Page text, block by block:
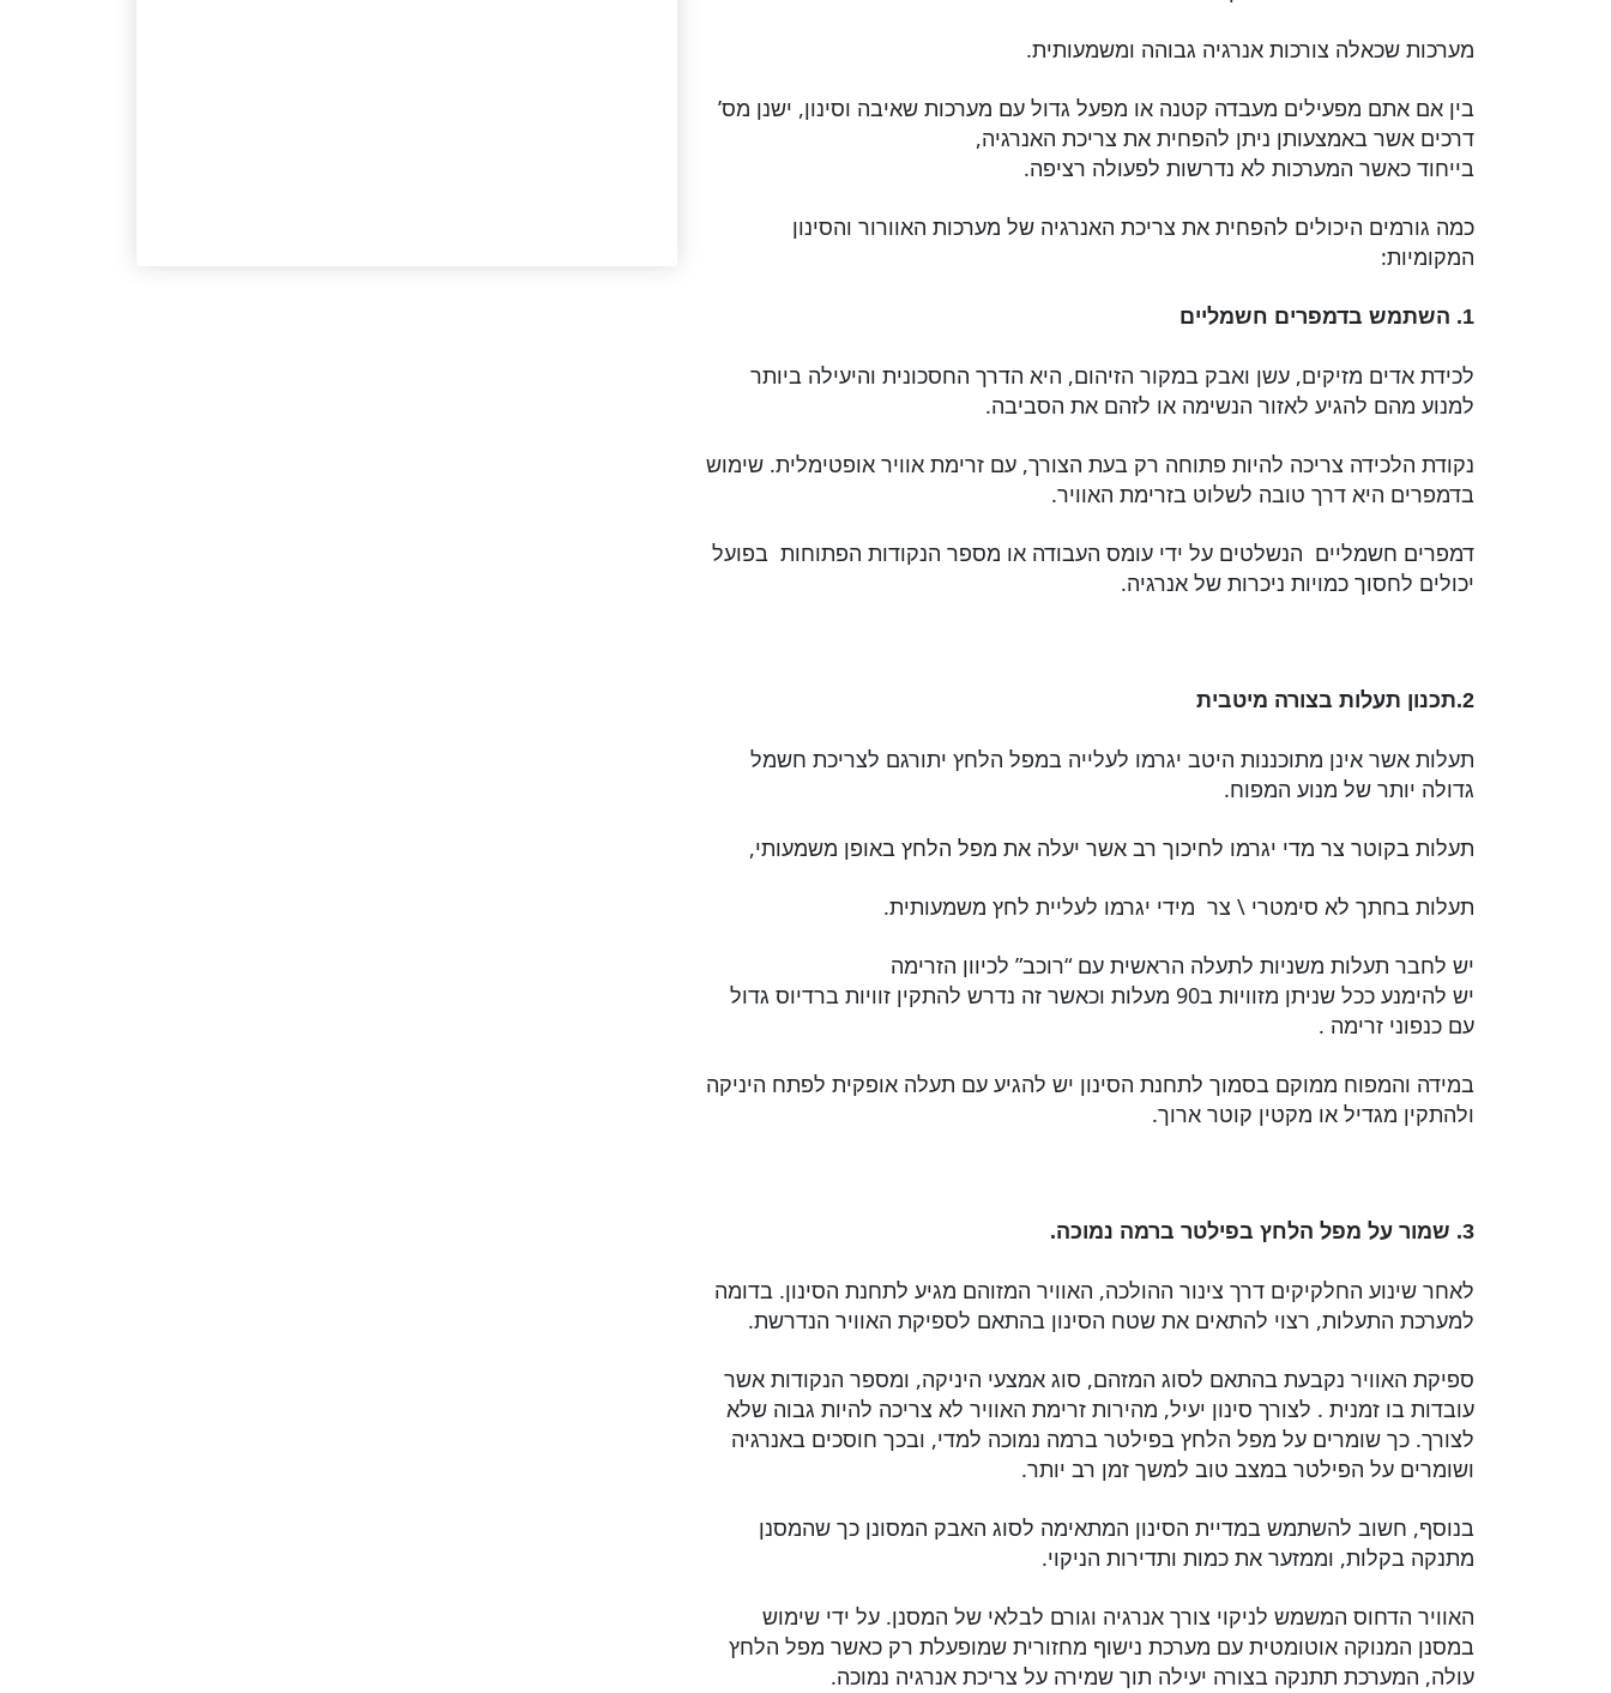
מערכות שכאלה צורכות אנרגיה גבוהה ומשמעותית.
בין אם אתם מפעילים מעבדה קטנה או מפעל גדול עם מערכות שאיבה וסינון, ישנן מס’
דרכים אשר באמצעותן ניתן להפחית את צריכת האנרגיה,
בייחוד כאשר המערכות לא נדרשות לפעולה רציפה.
כמה גורמים היכולים להפחית את צריכת האנרגיה של מערכות האוורור והסינון
המקומיות:
1. השתמש בדמפרים חשמליים
לכידת אדים מזיקים, עשן ואבק במקור הזיהום, היא הדרך החסכונית והיעילה ביותר
למנוע מהם להגיע לאזור הנשימה או לזהם את הסביבה.
נקודת הלכידה צריכה להיות פתוחה רק בעת הצורך, עם זרימת אוויר אופטימלית. שימוש
בדמפרים היא דרך טובה לשלוט בזרימת האוויר.
דמפרים חשמליים הנשלטים על ידי עומס העבודה או מספר הנקודות הפתוחות בפועל
יכולים לחסוך כמויות ניכרות של אנרגיה.
2.תכנון תעלות בצורה מיטבית
תעלות אשר אינן מתוכננות היטב יגרמו לעלייה במפל הלחץ יתורגם לצריכת חשמל
גדולה יותר של מנוע המפוח.
תעלות בקוטר צר מדי יגרמו לחיכוך רב אשר יעלה את מפל הלחץ באופן משמעותי,
תעלות בחתך לא סימטרי \ צר מידי יגרמו לעליית לחץ משמעותית.
יש לחבר תעלות משניות לתעלה הראשית עם “רוכב” לכיוון הזרימה
יש להימנע ככל שניתן מזוויות ב90 מעלות וכאשר זה נדרש להתקין זוויות ברדיוס גדול
עם כנפוני זרימה .
במידה והמפוח ממוקם בסמוך לתחנת הסינון יש להגיע עם תעלה אופקית לפתח היניקה
ולהתקין מגדיל או מקטין קוטר ארוך.
3. שמור על מפל הלחץ בפילטר ברמה נמוכה.
לאחר שינוע החלקיקים דרך צינור ההולכה, האוויר המזוהם מגיע לתחנת הסינון. בדומה
למערכת התעלות, רצוי להתאים את שטח הסינון בהתאם לספיקת האוויר הנדרשת.
ספיקת האוויר נקבעת בהתאם לסוג המזהם, סוג אמצעי היניקה, ומספר הנקודות אשר
עובדות בו זמנית . לצורך סינון יעיל, מהירות זרימת האוויר לא צריכה להיות גבוה שלא
לצורך. כך שומרים על מפל הלחץ בפילטר ברמה נמוכה למדי, ובכך חוסכים באנרגיה
ושומרים על הפילטר במצב טוב למשך זמן רב יותר.
בנוסף, חשוב להשתמש במדיית הסינון המתאימה לסוג האבק המסונן כך שהמסנן
מתנקה בקלות, וממזער את כמות ותדירות הניקוי.
האוויר הדחוס המשמש לניקוי צורך אנרגיה וגורם לבלאי של המסנן. על ידי שימוש
במסנן המנוקה אוטומטית עם מערכת נישוף מחזורית שמופעלת רק כאשר מפל הלחץ
עולה, המערכת תתנקה בצורה יעילה תוך שמירה על צריכת אנרגיה נמוכה.